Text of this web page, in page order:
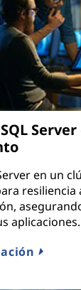
en un
aplicaciones.